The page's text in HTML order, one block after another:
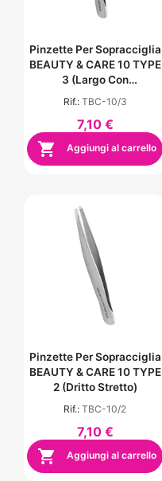
Pinzette Per Sopracciglia
BEAUTY & CARE 10 TYPE
3 (largo Con
Inclinazione)
Rif.: TBC-10/3
7,10 €
 Aggiungi al carrello
Pinzette Per Sopracciglia
BEAUTY & CARE 10 TYPE
2 (dritto Stretto)
Rif.: TBC-10/2
7,10 €
 Aggiungi al carrello